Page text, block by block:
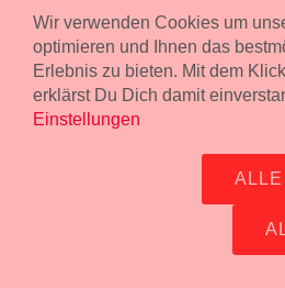
office@fleisch24.at
Wir verwenden Cookies um
optimieren und Ihnen das
Erlebnis zu bieten. Mit dem
erklärst Du Dich damit
Einstellungen